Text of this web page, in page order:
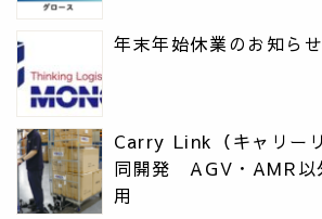
年末年始休業のお知らせ
Carry Link（キャリー
同開発 AGV・AMR以
用